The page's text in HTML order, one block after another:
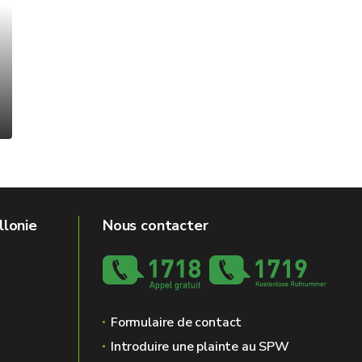
Nous contacter
Formulaire de contact
Introduire une plainte au SPW